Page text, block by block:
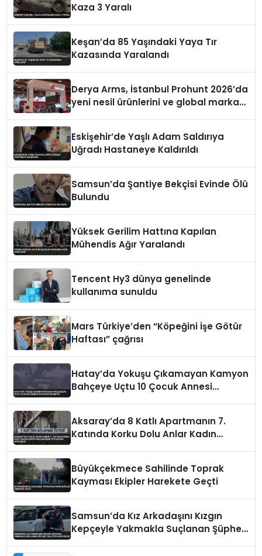
Kaza 3 Yaralı
Keşan’da 85 Yaşındaki Yaya Tır
Kazasında Yaralandı
Derya Arms, İstanbul Prohunt 2026’da
yeni nesil ürünlerini ve global marka
Eskişehir’de Yaşlı Adam Saldırıya
Uğradı Hastaneye Kaldırıldı
Samsun’da Şantiye Bekçisi Evinde Ölü
Bulundu
Yüksek Gerilim Hattına Kapılan
Mühendis Ağır Yaralandı
Tencent Hy3 dünya genelinde
kullanıma sunuldu
Mars Türkiye’den “Köpeğini İşe Götür
Haftası” çağrısı
Hatay’da Yokuşu Çıkamayan Kamyon
Bahçeye Uçtu 10 Çocuk Annesi
Aksaray’da 8 Katlı Apartmanın 7.
Katında Korku Dolu Anlar Kadın
Büyükçekmece Sahilinde Toprak
Kayması Ekipler Harekete Geçti
Samsun’da Kız Arkadaşını Kızgın
Kepçeyle Yakmakla Suçlanan Şüpheli